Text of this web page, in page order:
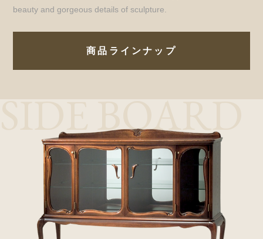
beauty and gorgeous details of sculpture.
商品ラインナップ
SIDE BOARD